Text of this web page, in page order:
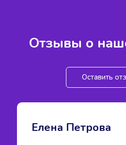
Отзывы о
Оставить
Елена Петрова